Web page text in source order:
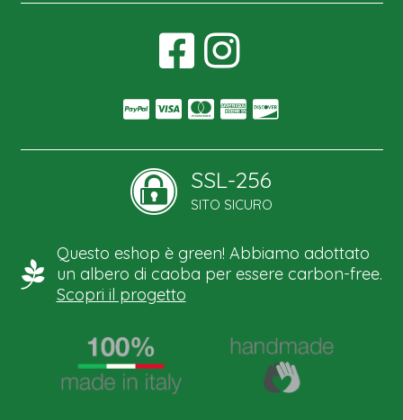
SSL-256
SITO SICURO
Questo eshop è green! Abbiamo adottato
un albero di caoba per essere carbon-free.
Scopri il progetto